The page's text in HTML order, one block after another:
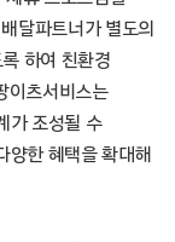
달파트너가 별도의
하여 친환경
이츠서비스는
가 조성될 수
양한 혜택을 확대해